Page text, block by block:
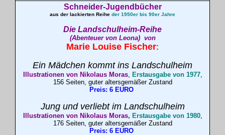
Schneider-Jugendbücher
aus der lackierten Reihe der 1950er bis 90er Jahre
Die Landschulheim-Reihe
(Abenteuer von Leona) von
Marie Louise Fischer:
Ein Mädchen kommt ins Landschulheim
Illustrationen von Nikolaus Moras, Erstausgabe von 1977,
156 Seiten, guter altersgemäßer Zustand
Preis: 6 EURO
Jung und verliebt im Landschulheim
Illustrationen von Nikolaus Moras, Erstausgabe von 1980,
176 Seiten, guter altersgemäßer Zustand
Preis: 6 EURO